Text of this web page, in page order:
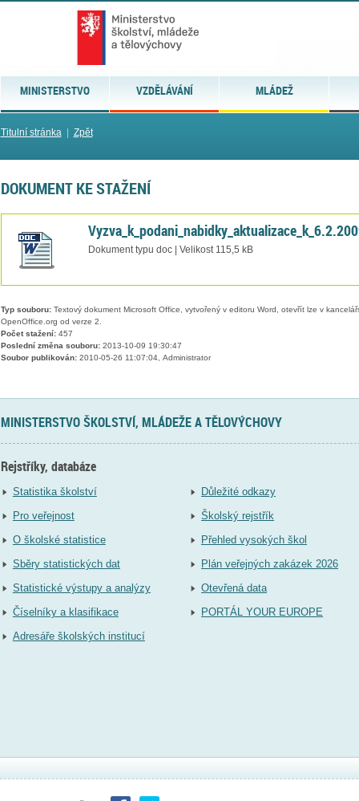
MINISTERSTVO VZDĚLÁVÁNÍ MLÁDEŽ
Titulní stránka| Zpět
DOKUMENT KE STAŽENÍ
Dokument typu doc | Velikost 115,5 kB
Typ souboru:Textový dokument Microsoft Office, vytvořený v editoru Word, otevřít lze v
OpenOffice.org od verze 2.
Počet stažení:457
Poslední změna souboru:2013-10-09 19:30:47
Soubor publikován:2010-05-26 11:07:04, Administrator
MINISTERSTVO ŠKOLSTVÍ, MLÁDEŽE A TĚLOVÝCHOVY
Rejstříky, databáze
Statistika školství
Pro veřejnost
O školské statistice
Sběry statistických dat
Statistické výstupy a analýzy
Číselníky a klasifikace
Adresáře školských institucí
Důležité odkazy
Školský rejstřík
Přehled vysokých škol
Plán veřejných zakázek 2026
Otevřená data
PORTÁL YOUR EUROPE